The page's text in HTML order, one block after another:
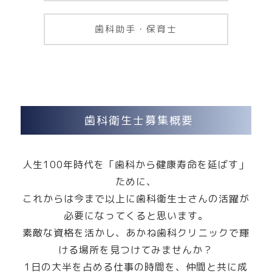
歯科助手・保育士
歯科衛生士募集概要
人生100年時代を「歯科から健康寿命を延ばす」
ために、
これからは今まで以上に歯科衛生士さんの活躍が
必要になってくると思います。
素敵な資格を活かし、あかね歯科クリニックで輝
ける場所を見つけてみませんか？
1日の大半を占める仕事の時間を、仲間と共に成